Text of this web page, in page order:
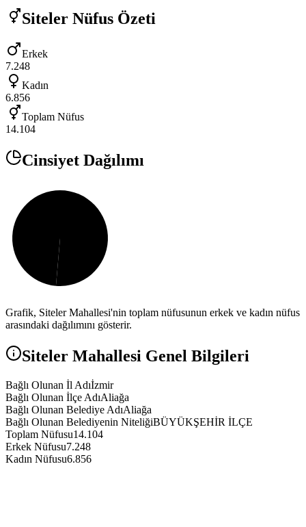
Siteler Nüfus Özeti
Erkek
7.248
Kadın
6.856
Toplam Nüfus
14.104
Cinsiyet Dağılımı
Grafik, SitelerMahallesi'nin toplam nüfusunun erkek ve kadın nüfus
arasındaki dağılımını gösterir.
Siteler Mahallesi Genel Bilgileri
Bağlı Olunan İl Adıİzmir
Bağlı Olunan İlçe AdıAliağa
Bağlı Olunan Belediye AdıAliağa
Bağlı Olunan Belediyenin NiteliğiBÜYÜKŞEHİR İLÇE
Toplam Nüfusu14.104
Erkek Nüfusu7.248
Kadın Nüfusu6.856